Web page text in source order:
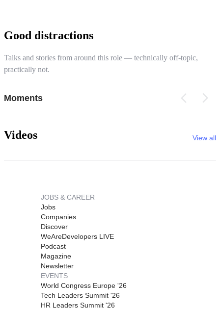
Good distractions
Talks and stories from around this role — technically off-topic,
practically not.
Moments
Videos View all
JOBS & CAREER
Jobs
Companies
Discover
WeAreDevelopers LIVE
Podcast
Magazine
Newsletter
EVENTS
World Congress Europe '26
Tech Leaders Summit '26
HR Leaders Summit '26